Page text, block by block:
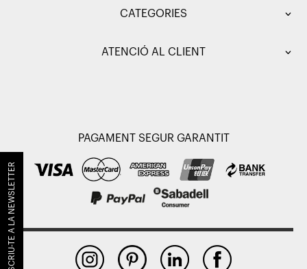
CATEGORIES
ATENCIÓ AL CLIENT
PAGAMENT SEGUR GARANTIT
SUBSCRIU-TE A LA NEWSLETTER